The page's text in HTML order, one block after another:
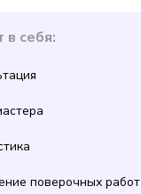
в себя:
поверочных работ